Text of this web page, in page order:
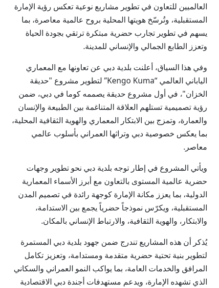
العالميين للتعاون في تطوير مشاريع نوعية تعكس رؤية الإمارة
المستقبلية، وتُرسّخ هويتها المحلية بروح عالمية معاصرة، بما
يسهم في تطوير تجارب حضرية مبتكرة ترتقي بجودة الحياة
وتعزز الطابع الجمالي والإنساني للمدينة.
وفي هذا السياق، أعلنت بلدية دبي عن تعاونها مع المعماري
الياباني العالمي “Kengo Kuma” لتطوير مشروع "حديقة
الخزان"، في أول مشروع حديقة يصممه كوما في دبي، ضمن
رؤية تصميمية تستلهم العلاقة المتناغمة بين الطبيعة والإنسان
والعمارة، وتمزج بين الابتكار المعماري والهوية الثقافية المحلية،
بما يعكس خصوصية دبي وتراثها العمراني بأسلوب عالمي
معاصر.
ويأتي المشروع في إطار توجه بلدية دبي نحو تطوير وجهات
حضرية عالمية المستوى بالتعاون مع أبرز الأسماء المعمارية
الدولية، بما يعزز مكانة الإمارة كوجهة رائدة في تصميم المدن
المستقبلية، ويكرّس نموذجاً حضرياً يجمع بين الاستدامة،
والابتكار، والهوية الثقافية، والارتباط الإنساني بالمكان.
يُذكر أن هذه المشاريع تندرج ضمن جهود بلدية دبي المستمرة
لتطوير بنية تحتية حضرية متقدمة ومستدامة، وتعزيز تكامل
المرافق والخدمات العامة، بما يواكب النمو العمراني والسكاني
الذي تشهده الإمارة، ويدعم مستهدفات أجندة دبي الاقتصادية